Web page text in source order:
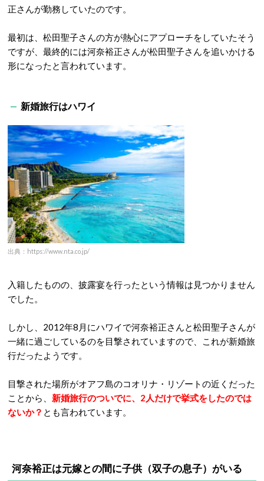
正さんが勤務していたのです。
最初は、松田聖子さんの方が熱心にアプローチをしていたそう
ですが、最終的には河奈裕正さんが松田聖子さんを追いかける
形になったと言われています。
新婚旅行はハワイ
出典：https://www.nta.co.jp/
入籍したものの、披露宴を行ったという情報は見つかりません
でした。
しかし、2012年8月にハワイで河奈裕正さんと松田聖子さんが
一緒に過ごしているのを目撃されていますので、これが新婚旅
行だったようです。
目撃された場所がオアフ島のコオリナ・リゾートの近くだった
ことから、 新婚旅行のついでに、2人だけで挙式をしたのでは
ないか？ とも言われています。
河奈裕正は元嫁との間に子供（双子の息子）がいる